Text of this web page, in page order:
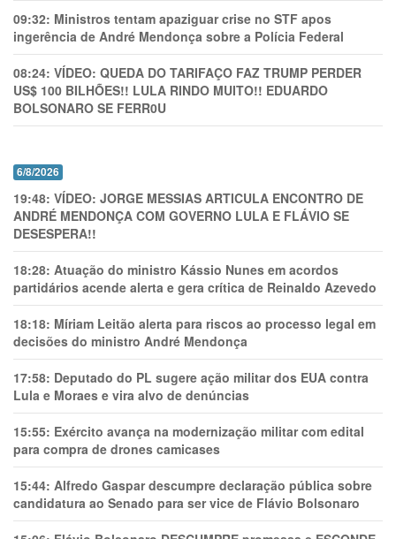
09:32: Ministros tentam apaziguar crise no STF apos
ingerência de André Mendonça sobre a Polícia Federal
08:24: VÍDEO: QUEDA DO TARIFAÇO FAZ TRUMP PERDER
US$ 100 BILHÕES!! LULA RINDO MUITO!! EDUARDO
BOLSONARO SE FERR0U
6/8/2026
19:48: VÍDEO: JORGE MESSIAS ARTICULA ENCONTRO DE
ANDRÉ MENDONÇA COM GOVERNO LULA E FLÁVIO SE
DESESPERA!!
18:28: Atuação do ministro Kássio Nunes em acordos
partidários acende alerta e gera crítica de Reinaldo Azevedo
18:18: Míriam Leitão alerta para riscos ao processo legal em
decisões do ministro André Mendonça
17:58: Deputado do PL sugere ação militar dos EUA contra
Lula e Moraes e vira alvo de denúncias
15:55: Exército avança na modernização militar com edital
para compra de drones camicases
15:44: Alfredo Gaspar descumpre declaração pública sobre
candidatura ao Senado para ser vice de Flávio Bolsonaro